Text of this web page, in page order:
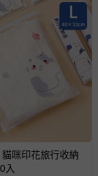
& 退款問題
如您位於離島地
離島運費。廠商
樓層親送等加價
咪印花旅行收納
入